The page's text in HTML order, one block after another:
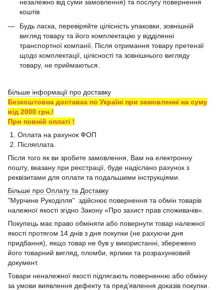
незалежно від суми замовлення) та послугу повернення
коштів
Будь ласка, перевіряйте цілісність упаковки, зовнішній
вигляд товару та його комплектацію у відділенні
транспортної компанії. Після отримання товару претензії
щодо комплектації, цілісності та зовнішнього вигляду
товару, не приймаються.
Більше інформації про доставку
Безкоштовна доставка по Україні при замовленні на суму
від 2000 грн.!
При повній оплаті !
1. Оплата на рахунок ФОП
2. Післяплата.
Після того як ви зробите замовлення, Вам на електронну
пошту, вказану при реєстрації, буде надіслано рахунок з
реквізитами для оплати та подальшими інструкціями.
Більше про Оплату та Доставку
"Мурчине Рукоділля" здійснює повернення та обмін товарів
належної якості згідно Закону «Про захист прав споживачів».
Покупець має право обміняти або повернути товар належної
якості протягом 14 днів з дня покупки (не рахуючи дня
придбання), якщо товар не був у використанні, збережено
його товарний вигляд, пломби, ярлики та розрахунковий
документ.
Товари неналежної якості підлягають поверненню або обміну
за умови виявлення дефекту та пред’явлення доказів покупки.